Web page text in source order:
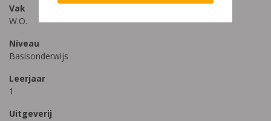
Vak
W.O.
Niveau
Basisonderwijs
Leerjaar
1
Uitgeverij